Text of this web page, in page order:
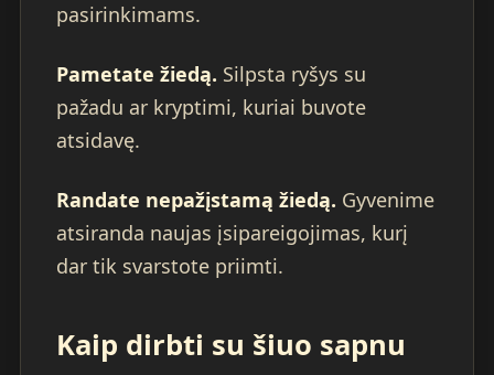
pasirinkimams.
Pametate žiedą. Silpsta ryšys su
pažadu ar kryptimi, kuriai buvote
atsidavę.
Randate nepažįstamą žiedą. Gyvenime
atsiranda naujas įsipareigojimas, kurį
dar tik svarstote priimti.
Kaip dirbti su šiuo sapnu